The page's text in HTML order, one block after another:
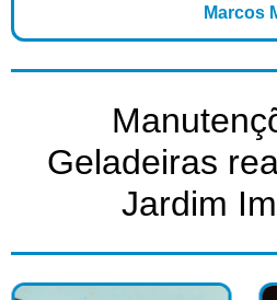
Marcos
Geladeiras
Jardim